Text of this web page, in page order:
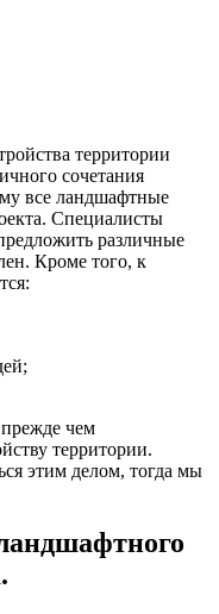
территории
сочетания
все ландшафтные
Специалисты
различные
Кроме того, к
чем
территории.
этим делом, тогда мы